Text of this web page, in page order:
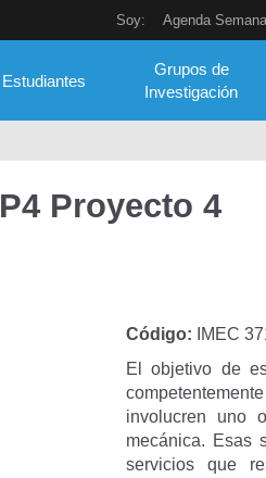
Soy: Agenda
Estudiantes
Grupos de
Investigación
P4 Proyecto 4
Código:
IMEC
El objetivo de
involucren uno
mecánica. Esas
servicios que